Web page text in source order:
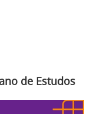
de Estudos